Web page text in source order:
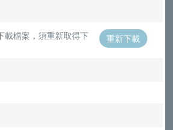
載檔案，須重新取得下
重新下載